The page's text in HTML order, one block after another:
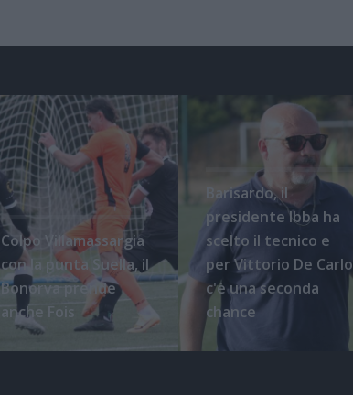
Colpo Villamassargia
con la punta Suella, il
Bonorva prende
anche Fois
Barisardo, il
presidente Ibba ha
scelto il tecnico e
per Vittorio De Carlo
c'è una seconda
chance